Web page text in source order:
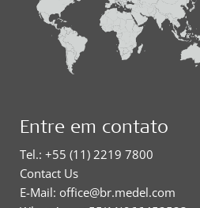
Entre em contato
Tel.: +55 (11) 2219 7800
Contact Us
E-Mail: office@br.medel.com